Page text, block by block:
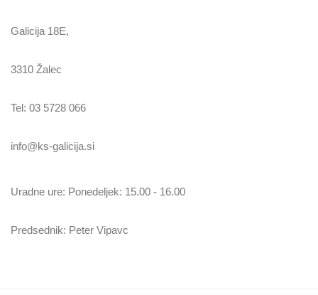
Galicija 18E,
3310 Žalec
Tel: 03 5728 066
info@ks-galicija.si
Uradne ure: Ponedeljek: 15.00 - 16.00
Predsednik: Peter Vipavc